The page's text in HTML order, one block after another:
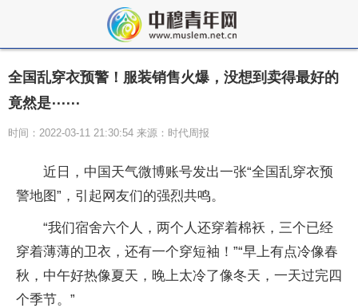
全国乱穿衣预警！服装销售火爆，没想到卖得最好的
竟然是⋯⋯
时间：2022-03-11 21:30:54 来源：时代周报
近日，中国天气微博账号发出一张“全国乱穿衣预
警地图”，引起网友们的强烈共鸣。
“我们宿舍六个人，两个人还穿着棉袄，三个已经
穿着薄薄的卫衣，还有一个穿短袖！”“早上有点冷像春
秋，中午好热像夏天，晚上太冷了像冬天，一天过完四
个季节。”